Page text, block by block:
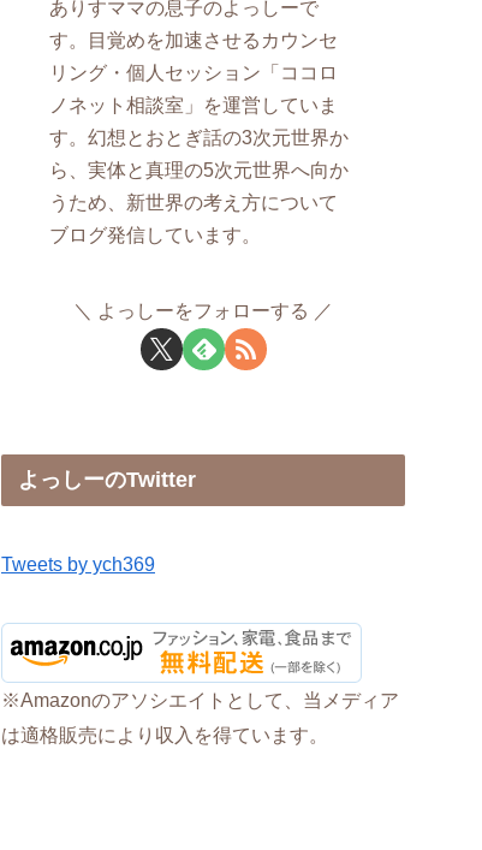
ありすママの息子のよっしーで
す。目覚めを加速させるカウンセ
リング・個人セッション「ココロ
ノネット相談室」を運営していま
す。幻想とおとぎ話の3次元世界か
ら、実体と真理の5次元世界へ向か
うため、新世界の考え方について
ブログ発信しています。
よっしーをフォローする
よっしーのTwitter
Tweets by ych369
※Amazonのアソシエイトとして、当メディア
は適格販売により収入を得ています。